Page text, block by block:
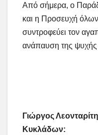
Από σήμερα, ο
και η Προσευχή όλων
συντροφεύει τον
ανάπαυση της ψυχής
Γιώργος
Κυκλάδων: